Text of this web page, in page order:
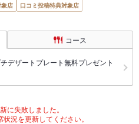
象店
口コミ投稿特典対象店
コース
デザートプレート無料プレゼント
に失敗しました。
況を更新してください。